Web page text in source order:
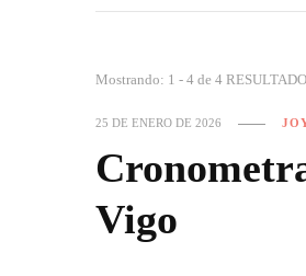
Mostrando: 1 - 4 de 4
25 DE ENERO DE 2026
Vigo